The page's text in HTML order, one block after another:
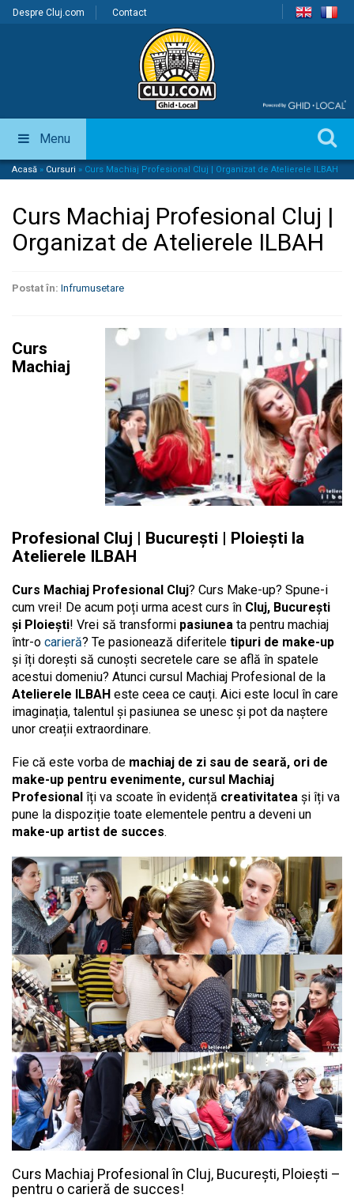
Despre Cluj.com Contact
Menu
Acasă » Cursuri » Curs Machiaj Profesional Cluj | Organizat de Atelierele ILBAH
Curs Machiaj Profesional Cluj |
Organizat de Atelierele ILBAH
Postat în: Infrumusetare
Curs
Machiaj
Profesional Cluj | București | Ploiești la
Atelierele ILBAH
Curs Machiaj Profesional Cluj? Curs Make-up? Spune-i
cum vrei! De acum poți urma acest curs în Cluj, București
și Ploiești! Vrei să transformi pasiunea ta pentru machiaj
într-o carieră? Te pasionează diferitele tipuri de make-up
și îți dorești să cunoști secretele care se află în spatele
acestui domeniu? Atunci cursul Machiaj Profesional de la
Atelierele ILBAH este ceea ce cauți. Aici este locul în care
imaginația, talentul și pasiunea se unesc și pot da naștere
unor creații extraordinare.
Fie că este vorba de machiaj de zi sau de seară, ori de
make-up pentru evenimente, cursul Machiaj
Profesional îți va scoate în evidență creativitatea și îți va
pune la dispoziție toate elementele pentru a deveni un
make-up artist de succes.
Curs Machiaj Profesional în Cluj, București, Ploiești –
pentru o carieră de succes!